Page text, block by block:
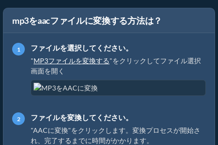
mp3をaacファイルに変換する方法は？
ファイルを選択してください。
"MP3ファイルを変換する"をクリックしてファイル選択
画面を開く
ファイルを変換してください。
"AACに変換"をクリックします。変換プロセスが開始さ
れ、完了するまでに時間がかかります。